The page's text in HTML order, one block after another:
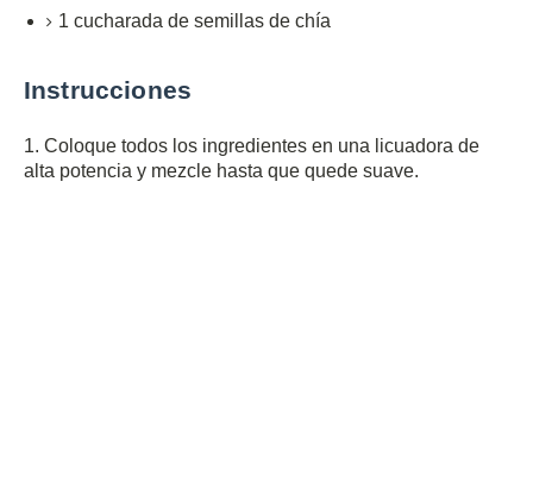
1 cucharada de semillas de chía
Instrucciones
1. Coloque todos los ingredientes en una licuadora de
alta potencia y mezcle hasta que quede suave.